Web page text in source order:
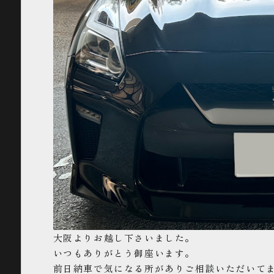
大阪よりお越し下さいました。
いつもありがとう御座います。
前日納車で気になる所がありご相談いただいて